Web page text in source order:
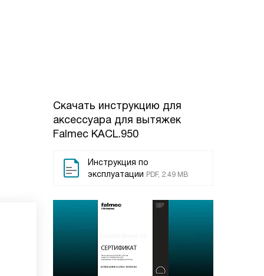
Скачать инструкцию для
аксессуара для вытяжек
Falmec KACL.950
Инструкция по
эксплуатации PDF, 2.49 MB